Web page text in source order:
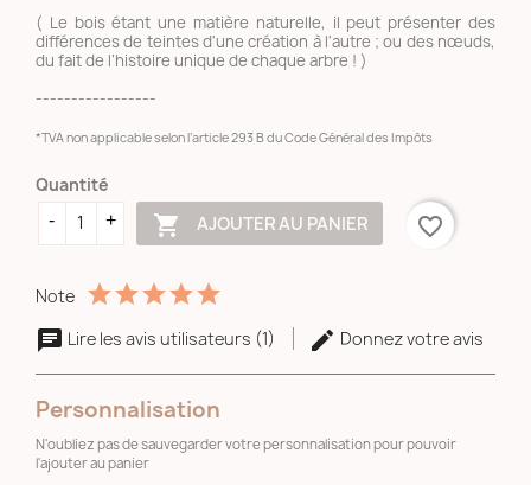
( Le bois étant une matière naturelle, il peut présenter des
différences de teintes d'une création à l'autre ; ou des nœuds,
du fait de l’histoire unique de chaque arbre ! )
-----------------
*TVA non applicable selon l’article 293 B du Code Général des Impôts
Quantité
 AJOUTER AU PANIER favorite_border
Note
Lire les avis utilisateurs (1)
Donnez votre avis
Personnalisation
N'oubliez pas de sauvegarder votre personnalisation pour pouvoir
l'ajouter au panier